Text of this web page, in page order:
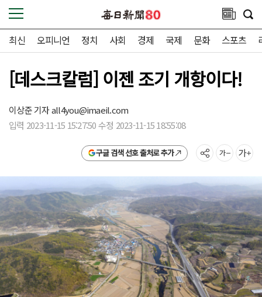
최신 오피니언 정치 사회 경제 국제 문화 스포츠
[데스크칼럼] 이젠 조기 개항이다!
이상준 기자all4you@imaeil.com
입력 2023-11-15 15:27:50 수정 2023-11-15 18:55:08
구글 검색 선호 출처로 추가